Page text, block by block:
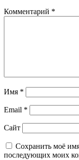
Комментарий *
Имя *
Email *
Сайт
Сохранить моё
последующих моих